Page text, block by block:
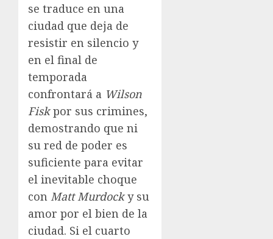
se traduce en una
ciudad que deja de
resistir en silencio y
en el final de
temporada
confrontará a Wilson
Fiskpor sus crimines,
demostrando que ni
su red de poder es
suficiente para evitar
el inevitable choque
con Matt Murdocky su
amor por el bien de la
ciudad. Si el cuarto